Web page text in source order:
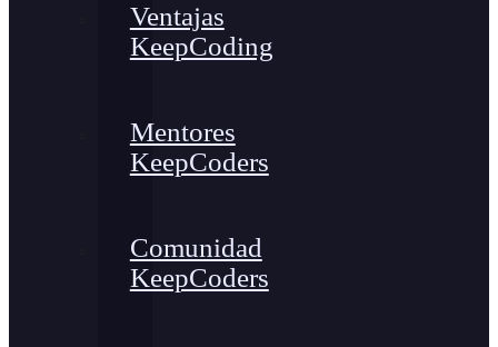
Ventajas
KeepCoding
Mentores
KeepCoders
Comunidad
KeepCoders